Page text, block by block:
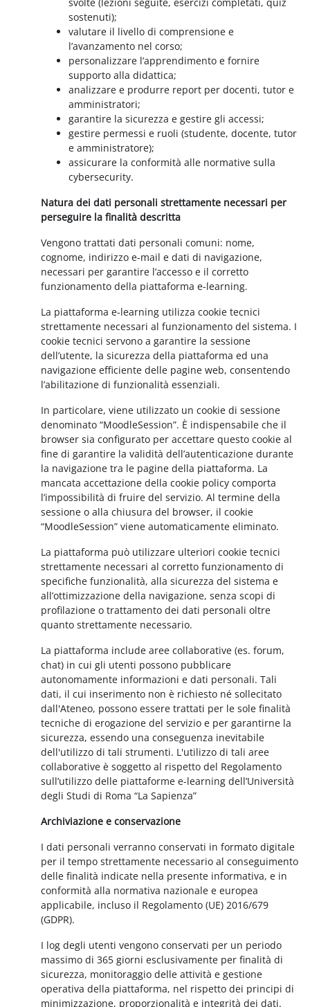
sostenuti);
valutare il livello di comprensione e
l’avanzamento nel corso;
personalizzare l’apprendimento e fornire
supporto alla didattica;
analizzare e produrre report per docenti, tutor e
amministratori;
garantire la sicurezza e gestire gli accessi;
gestire permessi e ruoli (studente, docente, tutor
e amministratore);
assicurare la conformità alle normative sulla
cybersecurity.
Natura dei dati personali strettamente necessari per
perseguire la finalità descritta
Vengono trattati dati personali comuni: nome,
cognome, indirizzo e-mail e dati di navigazione,
necessari per garantire l’accesso e il corretto
funzionamento della piattaforma e-learning.
La piattaforma e-learning utilizza cookie tecnici
strettamente necessari al funzionamento del sistema. I
cookie tecnici servono a garantire la sessione
dell’utente, la sicurezza della piattaforma ed una
navigazione efficiente delle pagine web, consentendo
l’abilitazione di funzionalità essenziali.
In particolare, viene utilizzato un cookie di sessione
denominato “MoodleSession”. È indispensabile che il
browser sia configurato per accettare questo cookie al
fine di garantire la validità dell’autenticazione durante
la navigazione tra le pagine della piattaforma. La
mancata accettazione della cookie policy comporta
l’impossibilità di fruire del servizio. Al termine della
sessione o alla chiusura del browser, il cookie
“MoodleSession” viene automaticamente eliminato.
La piattaforma può utilizzare ulteriori cookie tecnici
strettamente necessari al corretto funzionamento di
specifiche funzionalità, alla sicurezza del sistema e
all’ottimizzazione della navigazione, senza scopi di
profilazione o trattamento dei dati personali oltre
quanto strettamente necessario.
La piattaforma include aree collaborative (es. forum,
chat) in cui gli utenti possono pubblicare
autonomamente informazioni e dati personali. Tali
dati, il cui inserimento non è richiesto né sollecitato
dall'Ateneo, possono essere trattati per le sole finalità
tecniche di erogazione del servizio e per garantirne la
sicurezza, essendo una conseguenza inevitabile
dell'utilizzo di tali strumenti. L'utilizzo di tali aree
collaborative è soggetto al rispetto del Regolamento
sull’utilizzo delle piattaforme e-learning dell’Università
degli Studi di Roma “La Sapienza”
Archiviazione e conservazione
I dati personali verranno conservati in formato digitale
per il tempo strettamente necessario al conseguimento
delle finalità indicate nella presente informativa, e in
conformità alla normativa nazionale e europea
applicabile, incluso il Regolamento (UE) 2016/679
(GDPR).
I log degli utenti vengono conservati per un periodo
massimo di 365 giorni esclusivamente per finalità di
sicurezza, monitoraggio delle attività e gestione
operativa della piattaforma, nel rispetto dei principi di
minimizzazione, proporzionalità e integrità dei dati.